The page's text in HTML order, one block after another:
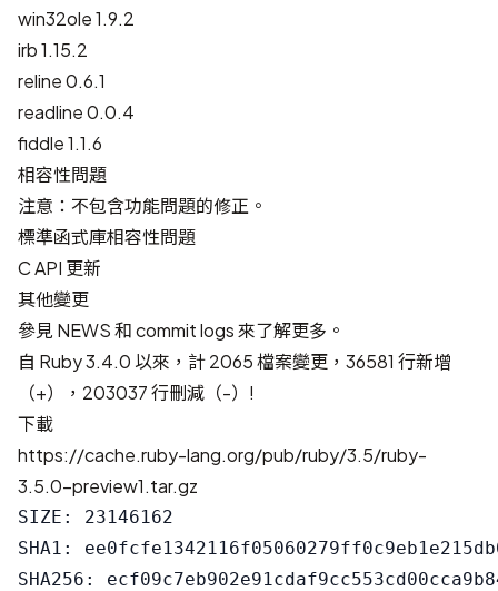
win32ole 1.9.2
irb 1.15.2
reline 0.6.1
readline 0.0.4
fiddle 1.1.6
相容性問題
注意：不包含功能問題的修正。
標準函式庫相容性問題
C API 更新
其他變更
參見 NEWS和commit logs來了解更多。
自 Ruby 3.4.0 以來，計2065 檔案變更，36581 行新增
（+），203037 行刪減（-） !
下載
https://cache.ruby-lang.org/pub/ruby/3.5/ruby-
3.5.0-preview1.tar.gz
SIZE: 23146162
SHA1:
SHA256: